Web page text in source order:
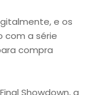
e os
com a série
compra
Showdown, a